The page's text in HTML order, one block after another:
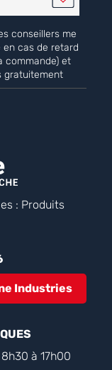
conseillers me
cas de retard
commande) et
gratuitement
: Produits
Industries
à 17h00